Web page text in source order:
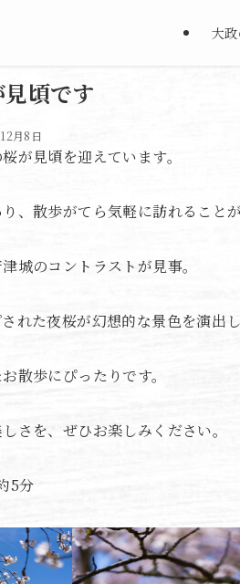
大
頃です
月8日
が見頃を迎えています。
、散歩がてら気軽に訪れることが
城のコントラストが見事。
れた夜桜が幻想的な景色を演出し
散歩にぴったりです。
さを、ぜひお楽しみください。
5分